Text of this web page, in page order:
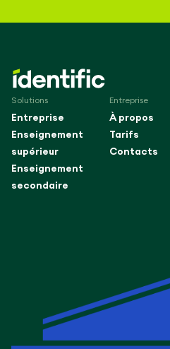
Solutions
Entreprise
Enseignement
supérieur
Enseignement
secondaire
Entreprise
À propos
Tarifs
Contacts